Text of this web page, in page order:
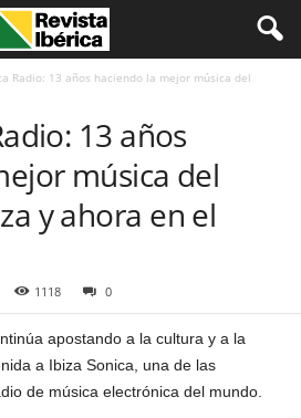
Radio: 13 años haciendo la mejor música del
13 años
música del
y ahora en el
1118 0
apostando a la cultura y a la
a Ibiza Sonica, una de las
de música electrónica del mundo.